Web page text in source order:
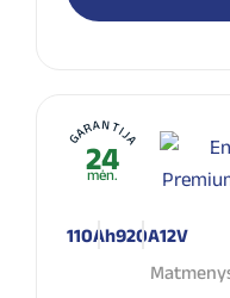
GARANTIJA
24
mėn.
110Ah920A12V